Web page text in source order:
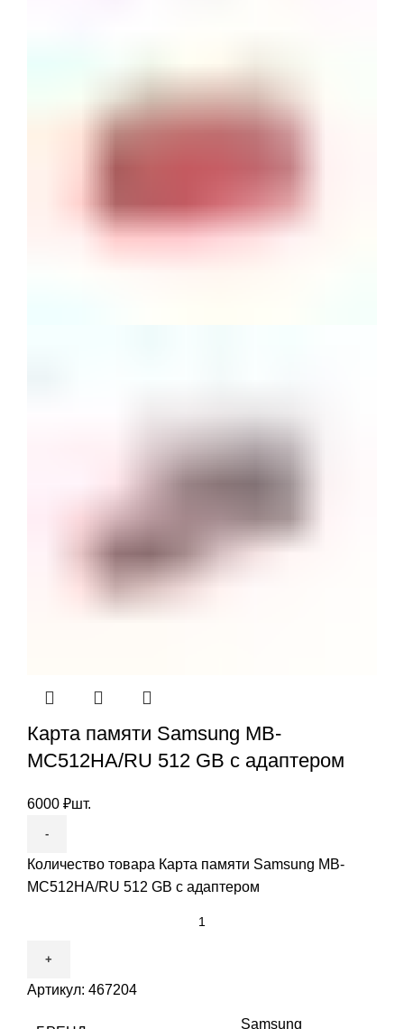
Карта памяти Samsung MB-
MC512HA/RU 512 GB с адаптером
6000 ₽шт.
Количество товара Карта памяти Samsung MB-
MC512HA/RU 512 GB с адаптером
Артикул: 467204
Samsung